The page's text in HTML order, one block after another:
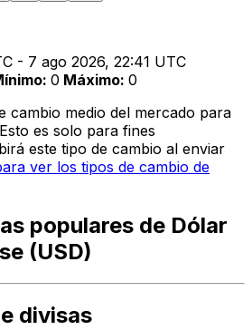
- 7 ago 2026, 22:41 UTC
: 0 Máximo: 0
cambio medio del mercado para
es solo para fines
este tipo de cambio al enviar
ver los tipos de cambio de
populares de Dólar
(USD)
divisas